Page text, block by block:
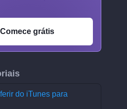
Comece grátis
do iTunes para